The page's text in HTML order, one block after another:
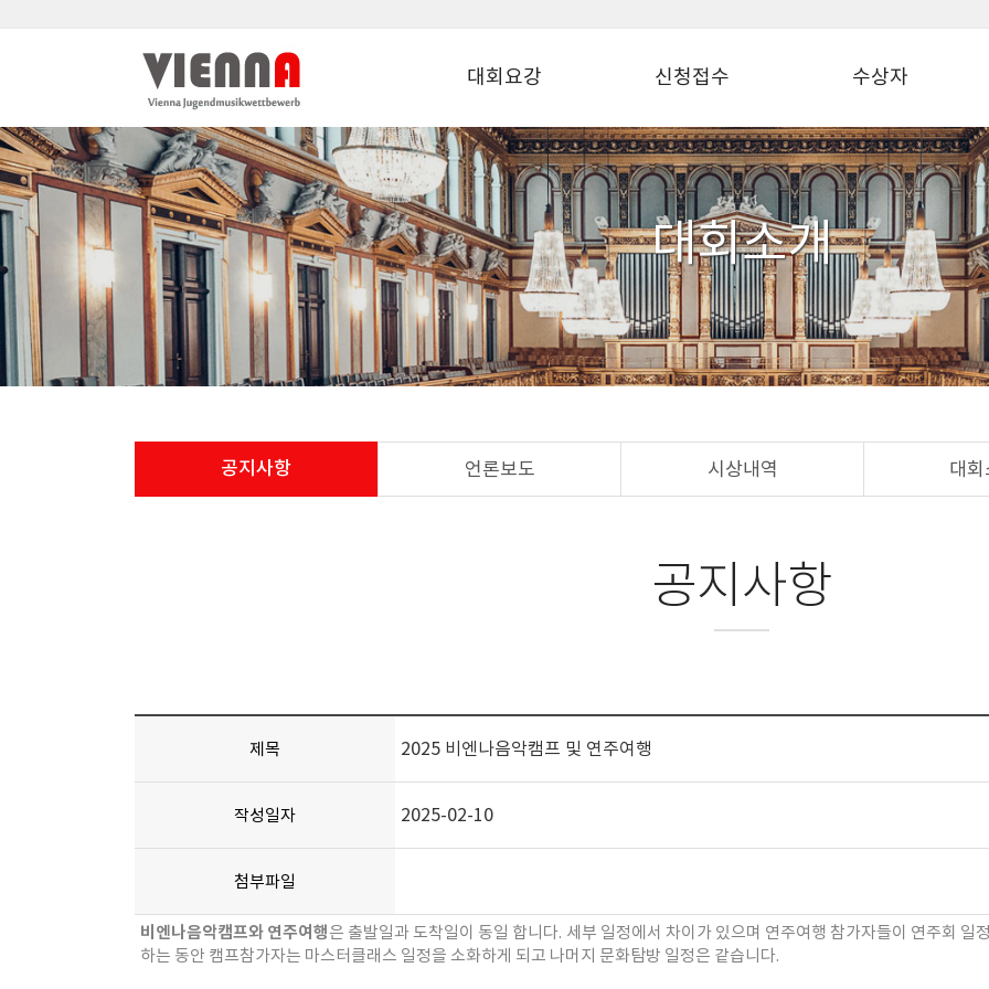
대회요강 신청접수 수상자
대회소개
공지사항 언론보도 시상내역 대
공지사항
제목 2025 비엔나음악캠프 및 연주여행
작성일자 2025-02-10
첨부파일
비엔나음악캠프와 연주여행은 출발일과 도착일이 동일 합니다. 세부 일정에서 차이가 있으며 연주여행 참가자들이 연주회 일
하는 동안 캠프참가자는 마스터클래스 일정을 소화하게 되고 나머지 문화탐방 일정은 같습니다.